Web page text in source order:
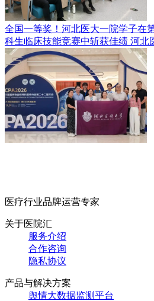
全国一等奖！河北医大一院学子在
科生临床技能竞赛中斩获佳绩 河北
医疗行业品牌运营专家
关于医院汇
服务介绍
合作咨询
隐私协议
产品与解决方案
舆情大数据监测平台